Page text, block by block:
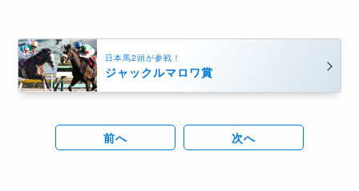
日本馬2頭が参戦！
ジャックルマロワ賞
前へ 次へ